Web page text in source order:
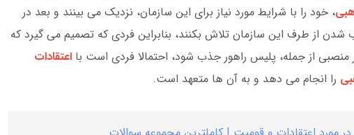
، خود را با شرایط مورد نیاز برای این سازمان، نزدیک می بینند و بعد در
از طرف این سازمان تلاش بکنند، بنابراین فردی که تصمیم می گیرد که
منصبی از جمله، پلیس راهور جذب شود، احتمالا فردی است با اعتقادات
را انجام می دهد و به آن ها متعهد است.